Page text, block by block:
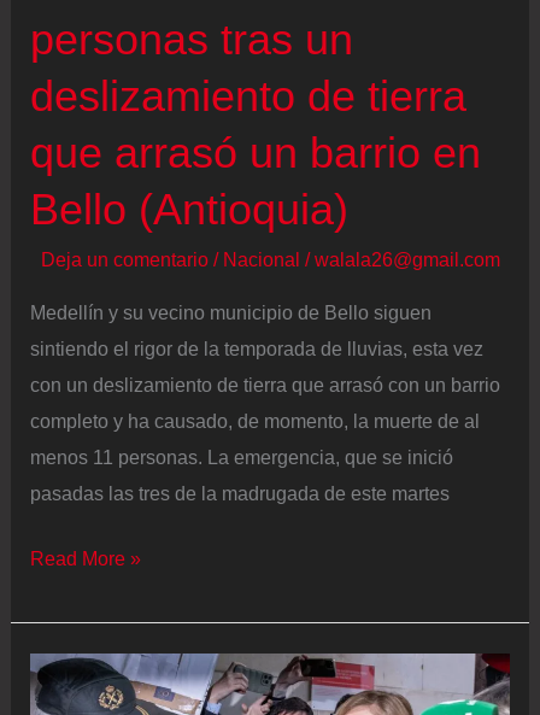
los
que
vivimos
el
territorio”
personas tras un
deslizamiento de tierra
que arrasó un barrio en
Bello (Antioquia)
Deja un comentario / Nacional /walala26@gmail.com
Medellín y su vecino municipio de Bello siguen
sintiendo el rigor de la temporada de lluvias, esta vez
con un deslizamiento de tierra que arrasó con un barrio
completo y ha causado, de momento, la muerte de al
menos 11 personas. La emergencia, que se inició
pasadas las tres de la madrugada de este martes
Mueren
menos
11
personas
Read More »